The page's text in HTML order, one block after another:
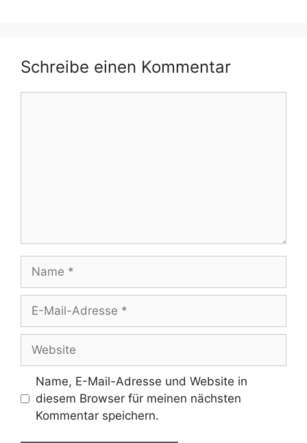
Schreibe einen Kommentar
Mail-
Adresse
Name, E-Mail-Adresse und Website in
diesem Browser für meinen nächsten
Kommentar speichern.